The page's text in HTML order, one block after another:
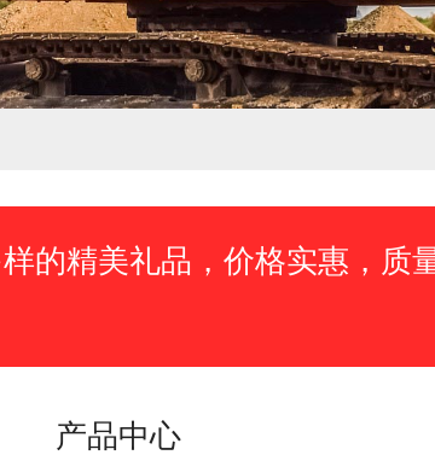
的精美礼品，价格实惠，质
产品中心